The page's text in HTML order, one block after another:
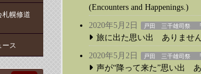
(Encounters and Happenings.)
2020年5月2日 戸田 三千雄司祭 『
旅に出た思い出 ありませ
2020年5月2日 戸田 三千雄司祭 『
声が“降って来た”思い出
札幌修道
ース